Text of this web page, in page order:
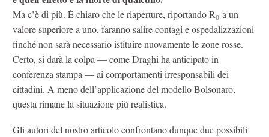
Ma c’è di più. È chiaro che le riaperture, riportando R0 a un
valore superiore a uno, faranno salire contagi e ospedalizzazioni
finché non sarà necessario istituire nuovamente le zone rosse.
Certo, si darà la colpa — come Draghi ha anticipato in
conferenza stampa — ai comportamenti irresponsabili dei
cittadini. A meno dell’applicazione del modello Bolsonaro,
questa rimane la situazione più realistica.
Gli autori del nostro articolo confrontano dunque due possibili